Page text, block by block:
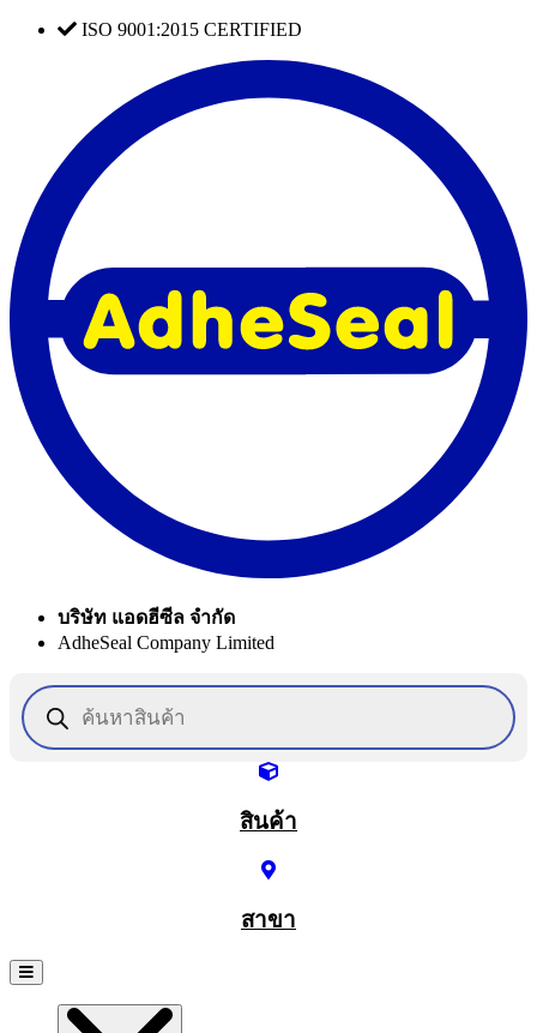
Skip
ISO 9001:2015 CERTIFIED
บริษัท แอดฮีซีล จำกัด
AdheSeal Company Limited
Products
search
สินค้า
สาขา